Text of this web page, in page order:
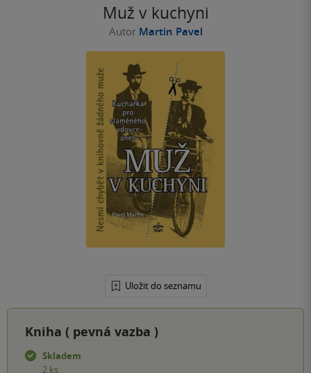
Muž v kuchyni
Autor Martin Pavel
Uložit do seznamu
Kniha ( pevná vazba )
Skladem
2 ks